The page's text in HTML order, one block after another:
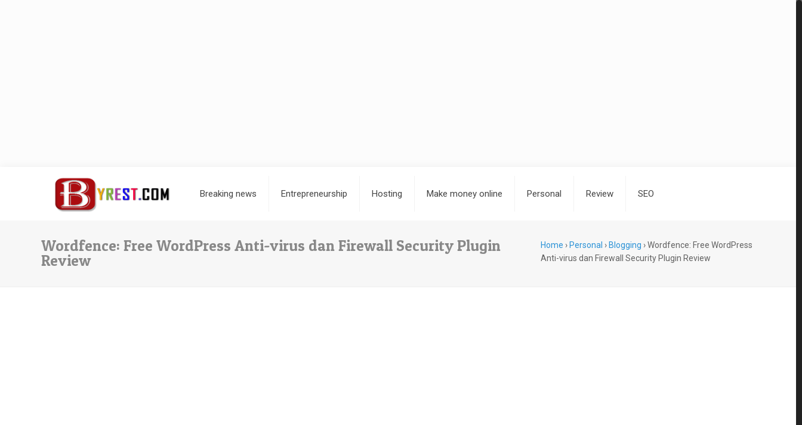
Breaking news Entrepreneurship Hosting Make money online Personal Review SEO
Wordfence: Free WordPress Anti-virus dan Firewall Security Plugin
Review
Home › Personal › Blogging ›Wordfence: Free WordPress
Anti-virus dan Firewall Security Plugin Review